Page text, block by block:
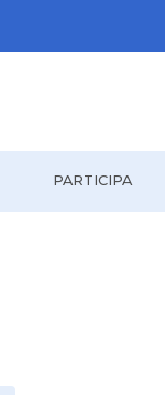
PARTICIPA